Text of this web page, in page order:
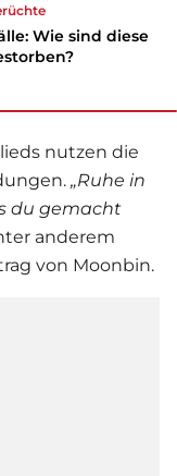
Wie sind diese
nutzen die
„Ruhe in
du gemacht
anderem
von Moonbin.